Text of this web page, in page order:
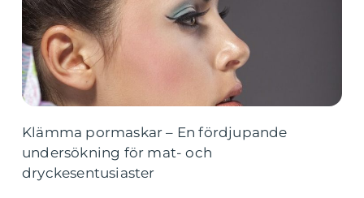
Klämma pormaskar – En fördjupande
undersökning för mat- och
dryckesentusiaster